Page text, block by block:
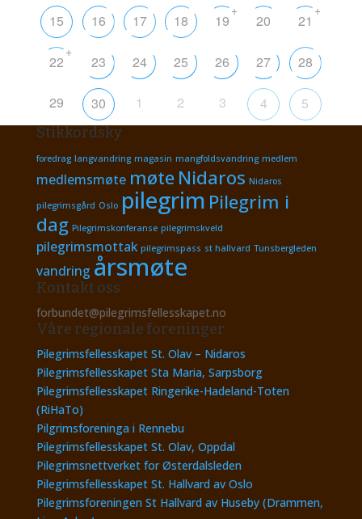
15 16 17 18 19
+
20 21
+
22
+
23 24 25 26 27 28
29 30 1 2 3 4 5
Stikkordsky
foredrag langvandring magasin mangfoldsvandring medlem
medlemsmøte møte Nidaros Nidaros
pilegrimsgård Oslo pilegrim Pilegrim i
dag Pilegrimskonferanse pilegrimskveld
pilegrimsmottak pilegrimspass st hallvard Tunsbergleden
vandring årsmøte
Kontakt oss
forbundet@pilegrimsfellesskapet.no
Våre regionale foreninger
Pilegrimsfellesskapet St. Olav – Nidaros
Pilegrimsfellesskapet Sta Maria, Sarpsborg
Pilegrimsfellesskapet Ringerike-Hadeland-Toten
(RiHaTo)
Pilgrimsforeninga i Rennebu
Pilegrimsfellesskapet St. Olav, Oppdal
Pilegrimsnettverket for Østerdalsleden
Pilegrimsfellesskapet St. Hallvard av Oslo
Pilegrimsforeningen St Hallvard av Huseby (Drammen,